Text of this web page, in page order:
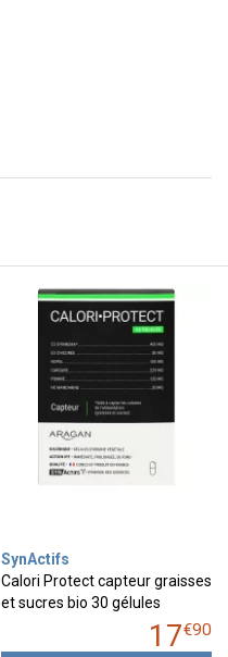
SynActifs
Calori Protect capteur graisses
et sucres bio 30 gélules
17€90